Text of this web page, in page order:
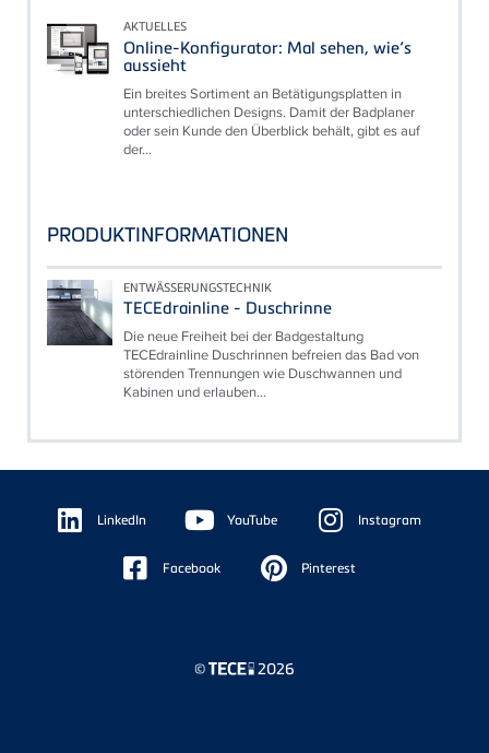
AKTUELLES
Online-Konfigurator: Mal sehen, wie‘s
aussieht
Ein breites Sortiment an Betätigungsplatten in
unterschiedlichen Designs. Damit der Badplaner
oder sein Kunde den Überblick behält, gibt es auf
der...
PRODUKTINFORMATIONEN
ENTWÄSSERUNGSTECHNIK
TECEdrainline - Duschrinne
Die neue Freiheit bei der Badgestaltung
TECEdrainline Duschrinnen befreien das Bad von
störenden Trennungen wie Duschwannen und
Kabinen und erlauben...
Floating
Sidebar LinkedIn YouTube Instagram
Facebook Pinterest
© 2026